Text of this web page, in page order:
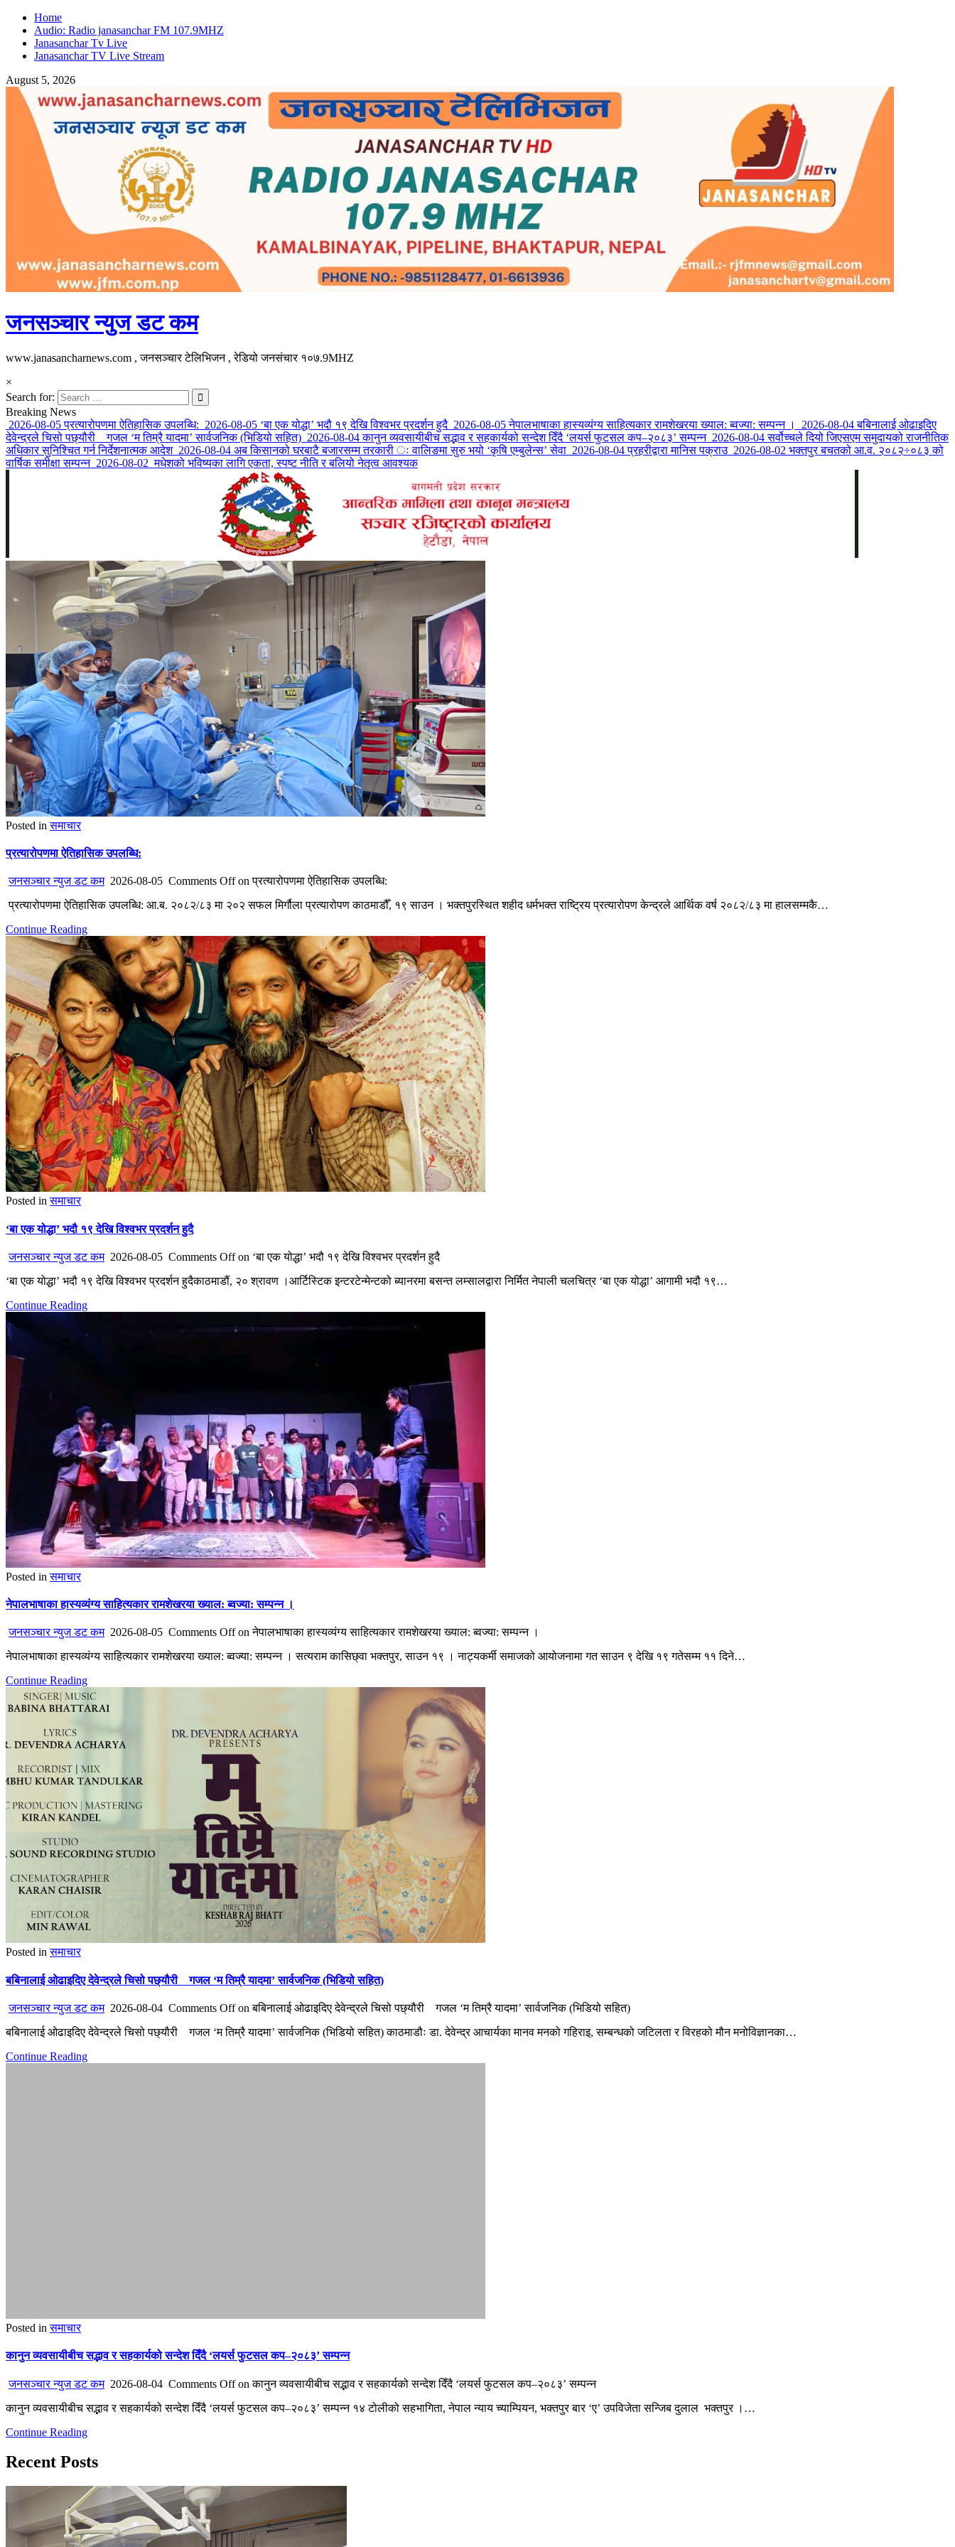
Home
Audio: Radio janasanchar FM 107.9MHZ
Janasanchar Tv Live
Janasanchar TV Live Stream
August 5, 2026
जनसञ्चार न्युज डट कम
www.janasancharnews.com , जनसञ्चार टेलिभिजन , रेडियो जनसंचार १०७.9MHZ
×
Search for:
Breaking News
2026-08-05 प्रत्यारोपणमा ऐतिहासिक उपलब्धि: 2026-08-05 ‘बा एक योद्धा’ भदौ १९ देखि विश्वभर प्रदर्शन हुदै 2026-08-05 नेपालभाषाका हास्यव्यंग्य साहित्यकार रामशेखरया ख्याल: ब्वज्या: सम्पन्न । 2026-08-04 बबिनालाई ओढाइदिए
देवेन्द्रले चिसो पछ्यौरी गजल ‘म तिम्रै यादमा’ सार्वजनिक (भिडियो सहित) 2026-08-04 कानुन व्यवसायीबीच सद्भाव र सहकार्यको सन्देश दिँदै ‘लयर्स फुटसल कप–२०८३’ सम्पन्न 2026-08-04 सर्वोच्चले दियो जिएसएम समुदायको राजनीतिक
अधिकार सुनिश्चित गर्न निर्देशनात्मक आदेश 2026-08-04 अब किसानको घरबाटै बजारसम्म तरकारी ः वालिङमा सुरु भयो ‘कृषि एम्बुलेन्स’ सेवा 2026-08-04 प्रहरीद्वारा मानिस पक्राउ 2026-08-02 भक्तपुर बचतको आ.व. २०८२÷०८३ को
वार्षिक समीक्षा सम्पन्न 2026-08-02 मधेशको भविष्यका लागि एकता, स्पष्ट नीति र बलियो नेतृत्व आवश्यक
Posted inसमाचार
प्रत्यारोपणमा ऐतिहासिक उपलब्धि:
जनसञ्चार न्युज डट कम 2026-08-05 Comments Offon प्रत्यारोपणमा ऐतिहासिक उपलब्धि:
प्रत्यारोपणमा ऐतिहासिक उपलब्धि: आ.ब. २०८२/८३ मा २०२ सफल मिर्गौला प्रत्यारोपण काठमाडौँ, १९ साउन । भक्तपुरस्थित शहीद धर्मभक्त राष्ट्रिय प्रत्यारोपण केन्द्रले आर्थिक वर्ष २०८२/८३ मा हालसम्मकै…
Continue Reading
Posted inसमाचार
‘बा एक योद्धा’ भदौ १९ देखि विश्वभर प्रदर्शन हुदै
जनसञ्चार न्युज डट कम 2026-08-05 Comments Offon ‘बा एक योद्धा’ भदौ १९ देखि विश्वभर प्रदर्शन हुदै
‘बा एक योद्धा’ भदौ १९ देखि विश्वभर प्रदर्शन हुदैकाठमाडौं, २० श्रावण ।आर्टिस्टिक इन्टरटेन्मेन्टको ब्यानरमा बसन्त लम्सालद्वारा निर्मित नेपाली चलचित्र ‘बा एक योद्धा’ आगामी भदौ १९…
Continue Reading
Posted inसमाचार
नेपालभाषाका हास्यव्यंग्य साहित्यकार रामशेखरया ख्याल: ब्वज्या: सम्पन्न ।
जनसञ्चार न्युज डट कम 2026-08-05 Comments Offon नेपालभाषाका हास्यव्यंग्य साहित्यकार रामशेखरया ख्याल: ब्वज्या: सम्पन्न ।
नेपालभाषाका हास्यव्यंग्य साहित्यकार रामशेखरया ख्याल: ब्वज्या: सम्पन्न । सत्यराम कासिछ्वा भक्तपुर, साउन १९ । नाट्यकर्मी समाजको आयोजनामा गत साउन ९ देखि १९ गतेसम्म ११ दिने…
Continue Reading
Posted inसमाचार
बबिनालाई ओढाइदिए देवेन्द्रले चिसो पछ्यौरी गजल ‘म तिम्रै यादमा’ सार्वजनिक (भिडियो सहित)
जनसञ्चार न्युज डट कम 2026-08-04 Comments Offon बबिनालाई ओढाइदिए देवेन्द्रले चिसो पछ्यौरी गजल ‘म तिम्रै यादमा’ सार्वजनिक (भिडियो सहित)
बबिनालाई ओढाइदिए देवेन्द्रले चिसो पछ्यौरी गजल ‘म तिम्रै यादमा’ सार्वजनिक (भिडियो सहित) काठमाडौः डा. देवेन्द्र आचार्यका मानव मनको गहिराइ, सम्बन्धको जटिलता र विरहको मौन मनोविज्ञानका…
Continue Reading
Posted inसमाचार
कानुन व्यवसायीबीच सद्भाव र सहकार्यको सन्देश दिँदै ‘लयर्स फुटसल कप–२०८३’ सम्पन्न
जनसञ्चार न्युज डट कम 2026-08-04 Comments Offon कानुन व्यवसायीबीच सद्भाव र सहकार्यको सन्देश दिँदै ‘लयर्स फुटसल कप–२०८३’ सम्पन्न
कानुन व्यवसायीबीच सद्भाव र सहकार्यको सन्देश दिँदै ‘लयर्स फुटसल कप–२०८३’ सम्पन्न १४ टोलीको सहभागिता, नेपाल न्याय च्याम्पियन, भक्तपुर बार ‘ए’ उपविजेता सन्जिब दुलाल भक्तपुर ।…
Continue Reading
Recent Posts